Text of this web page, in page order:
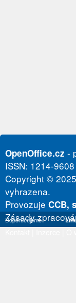
OpenOffice.cz -
ISSN: 1214-9608
Copyright ©
vyhrazena.
Provozuje CCB,
Zásady
Doporučujeme